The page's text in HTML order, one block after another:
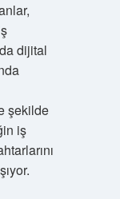
dijital
şekilde
iş